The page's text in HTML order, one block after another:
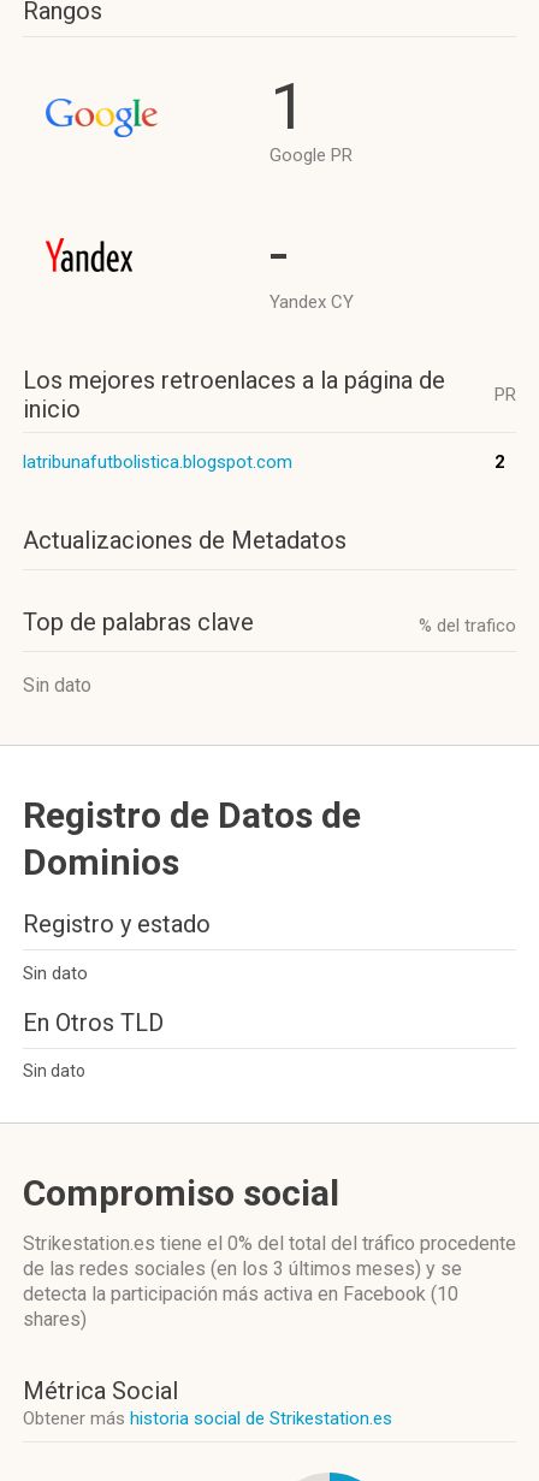
Rangos
1
Google PR
-
Yandex CY
Los mejores retroenlaces a la página de
inicio
PR
latribunafutbolistica.blogspot.com 2
Actualizaciones de Metadatos
Top de palabras clave % del trafico
Sin dato
Registro de Datos de
Dominios
Registro y estado
Sin dato
En Otros TLD
Sin dato
Compromiso social
Strikestation.es tiene el 0% del total del tráfico procedente
de las redes sociales (en los 3 últimos meses) y se
detecta la participación más activa en Facebook (10
shares)
Métrica Social
Obtener más historia social de Strikestation.es